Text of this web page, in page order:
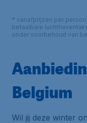
* vanafprijzen per
betaalbare
onder voorbehoud van
Belgium
Wil jij deze winter